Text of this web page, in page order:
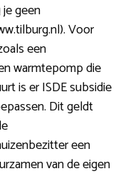
geen
Voor
een
warmtepomp die
is er ISDE subsidie
Dit geldt
een
van de eigen